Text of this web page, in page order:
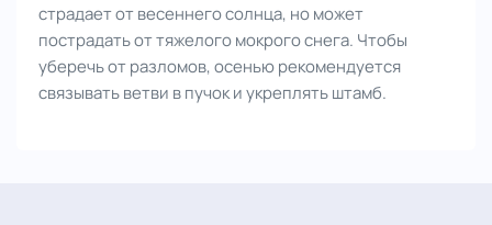
страдает от весеннего солнца, но может
пострадать от тяжелого мокрого снега. Чтобы
уберечь от разломов, осенью рекомендуется
связывать ветви в пучок и укреплять штамб.